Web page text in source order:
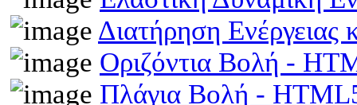
Διατήρηση
Οριζόντια Βολή -
Πλάγια Βολή -